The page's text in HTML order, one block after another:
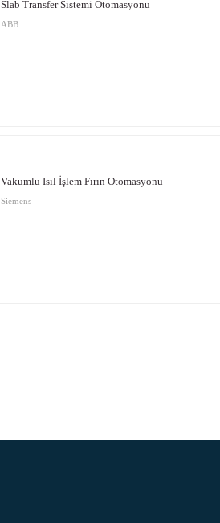
Slab Transfer Sistemi Otomasyonu
ABB
Vakumlu Isıl İşlem Fırın Otomasyonu
Siemens